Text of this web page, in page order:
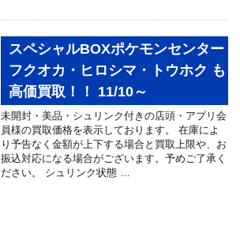
スペシャルBOXポケモンセンター
フクオカ・ヒロシマ・トウホク も
高価買取！！ 11/10～
未開封・美品・シュリンク付きの店頭・アプリ会
員様の買取価格を表示しております。 在庫によ
り予告なく金額が上下する場合と買取上限や、お
振込対応になる場合がございます。予めご了承く
ださい。 シュリンク状態 …